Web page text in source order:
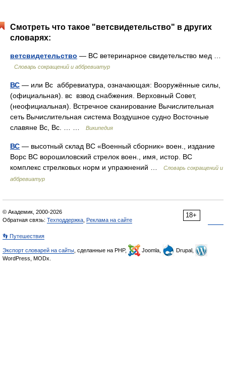
Смотреть что такое "ветсвидетельство" в других
словарях:
ветсвидетельство — ВС ветеринарное свидетельство мед …
Словарь сокращений и аббревиатур
ВС — или Вс аббревиатура, означающая: Вооружённые силы,
(официальная). вс взвод снабжения. Верховный Совет,
(неофициальная). Встречное сканирование Вычислительная
сеть Вычислительная система Воздушное судно Восточные
славяне Вс, Вс. … …
Википедия
ВС — высотный склад ВС «Военный сборник» воен., издание
Ворс ВС ворошиловский стрелок воен., имя, истор. ВС
комплекс стрелковых норм и упражнений …
Словарь сокращений и
аббревиатур
18+
© Академик, 2000-2026
Обратная связь: Техподдержка Реклама на сайте
👣 Путешествия
Экспорт словарей на сайты , сделанные на PHP, Joomla,
Drupal,
WordPress, MODx.